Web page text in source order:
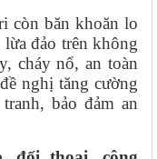
còn băn khoăn lo
đảo trên không
cháy nổ, an toàn
nghị tăng cường
bảo đảm an